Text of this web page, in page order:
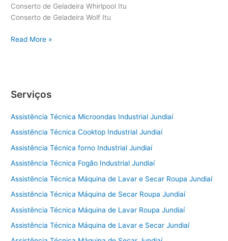
Conserto de Geladeira Whirlpool Itu
Conserto de Geladeira Wolf Itu
Conserto
Read More »
Serviços
Assistência Técnica Microondas Industrial Jundiaí
Assistência Técnica Cooktop Industrial Jundiaí
Assistência Técnica forno Industrial Jundiaí
Assistência Técnica Fogão Industrial Jundiaí
Assistência Técnica Máquina de Lavar e Secar Roupa Jundiaí
Assistência Técnica Máquina de Secar Roupa Jundiaí
Assistência Técnica Máquina de Lavar Roupa Jundiaí
Assistência Técnica Máquina de Lavar e Secar Jundiaí